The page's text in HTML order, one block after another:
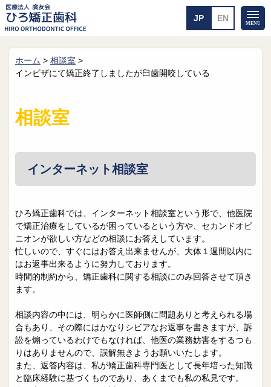
ホーム
院長紹介
院内探検
矯正治療のリスク よくあるご質問
メール送信 相談室
皆さんの声 求人
院長日誌 治療相談
0263-54-6622
MAILはこちら
ホーム > 相談室 >
インビザにて矯正終了しましたが臼歯開咬している
相談室
インターネット相談室
ひろ矯正歯科では、インターネット相談室という形で、他医院
で矯正治療をしているが困っているという方や、セカンドオピ
ニオンが欲しい方などの相談にお答えしています。
忙しいので、すぐにはお答え出来ませんが、大体１週間以内に
はお返事出来るように努力しております。
時間的制約から、矯正歯科に関する相談にのみ回答させて頂き
ます。
相談内容の中には、明らかに医師側に問題ありと考えられる場
合もあり、その際にはかなりシビアなお返事を書きますが、訴
訟を煽っているわけでもなければ、他医の業務妨害をするつも
りはありませんので、誤解無きようお願いいたします。
また、返答内容は、私が矯正歯科専門医として長年培った知識
と臨床経験に基づくものであり、あくまでも私の私見です。